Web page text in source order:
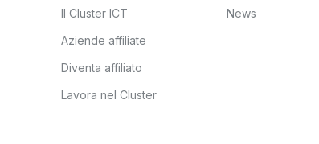
Il Cluster ICT
Aziende affiliate
Diventa affiliato
Lavora nel Cluster
News